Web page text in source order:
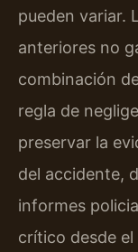
pueden variar.
anteriores no
combinación
regla de
preservar la
del accidente,
informes
crítico desde el